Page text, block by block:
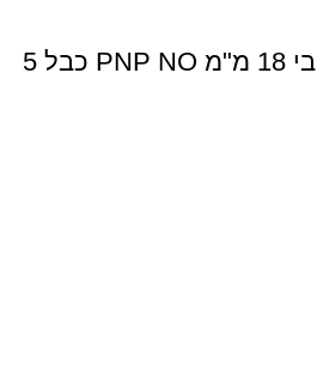
גשש קרבה אינדוקטיבי 18 מ"מ PNP NO כבל 5